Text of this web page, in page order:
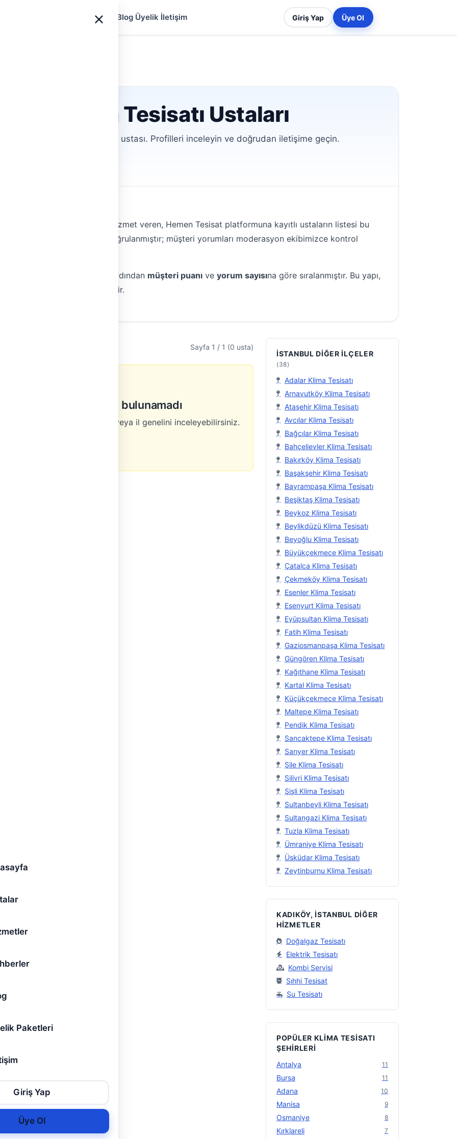
Rehberler Blog Üyelik İletişim Giriş Yap Üye Ol
Paketleri
Giriş Yap
Üye Ol
Klima Tesisatı Ustaları
doğrulanmış Klima Tesisatı ustası. Profilleri inceleyin ve doğrudan iletişime geçin.
Tesisatı Hizmeti
alanında profesyonel hizmet veren, Hemen Tesisat platformuna kayıtlı ustaların listesi bu
kimlik ve iletişim bilgileri doğrulanmıştır; müşteri yorumları moderasyon ekibimizce kontrol
, ardından müşteri puanı ve yorum sayısına göre sıralanmıştır. Bu yapı,
ustaları üst sıralarda gösterir.
Sayfa 1 / 1 (0 usta)
Klima Tesisatı ustası bulunamadı
Civar ilçeleri veya il genelini inceleyebilirsiniz.
İSTANBUL DIĞER İLÇELER
(38)
Adalar Klima Tesisatı
Arnavutköy Klima Tesisatı
Ataşehir Klima Tesisatı
Avcılar Klima Tesisatı
Bağcılar Klima Tesisatı
Bahçelievler Klima Tesisatı
Bakırköy Klima Tesisatı
Başakşehir Klima Tesisatı
Bayrampaşa Klima Tesisatı
Beşiktaş Klima Tesisatı
Beykoz Klima Tesisatı
Beylikdüzü Klima Tesisatı
Beyoğlu Klima Tesisatı
Büyükçekmece Klima Tesisatı
Çatalca Klima Tesisatı
Çekmeköy Klima Tesisatı
Esenler Klima Tesisatı
Esenyurt Klima Tesisatı
Eyüpsultan Klima Tesisatı
Fatih Klima Tesisatı
Gaziosmanpaşa Klima Tesisatı
Güngören Klima Tesisatı
Kağıthane Klima Tesisatı
Kartal Klima Tesisatı
Küçükçekmece Klima Tesisatı
Maltepe Klima Tesisatı
Pendik Klima Tesisatı
Sancaktepe Klima Tesisatı
Sarıyer Klima Tesisatı
Şile Klima Tesisatı
Silivri Klima Tesisatı
Şişli Klima Tesisatı
Sultanbeyli Klima Tesisatı
Sultangazi Klima Tesisatı
Tuzla Klima Tesisatı
Ümraniye Klima Tesisatı
Üsküdar Klima Tesisatı
Zeytinburnu Klima Tesisatı
KADIKÖY, İSTANBUL DIĞER
HIZMETLER
Doğalgaz Tesisatı
Elektrik Tesisatı
Kombi Servisi
Sıhhi Tesisat
Su Tesisatı
POPÜLER KLIMA TESISATI
ŞEHIRLERI
Antalya
11
Bursa 11
Adana 10
Manisa 9
Osmaniye 8
Kırklareli 7